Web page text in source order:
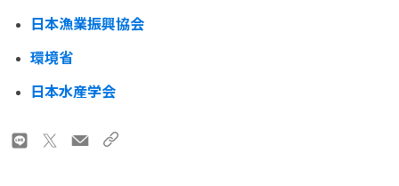
日本漁業振興協会
環境省
日本水産学会